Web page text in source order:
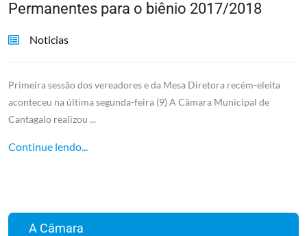
Permanentes para o biênio 2017/2018
Noticias
Primeira sessão dos vereadores e da Mesa Diretora recém-eleita
aconteceu na última segunda-feira (9) A Câmara Municipal de
Cantagalo realizou ...
Continue lendo...
A Câmara